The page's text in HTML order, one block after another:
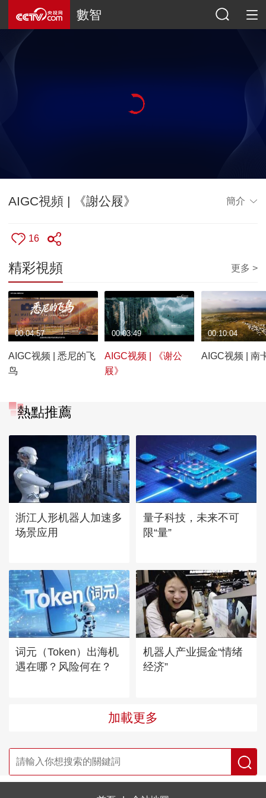
數智
AIGC視頻 | 《謝公屐》 簡介
16
精彩視頻 更多 >
AIGC视频 | 悉尼的飞
鸟
00:04:57
AIGC视频 | 《谢公
屐》
00:03:49
AIGC视频 | 南
00:10:04
熱點推薦
浙江人形机器人加速多
场景应用
量子科技，未来不可
限“量”
词元（Token）出海机
遇在哪？风险何在？
机器人产业掘金“情绪
经济”
加載更多